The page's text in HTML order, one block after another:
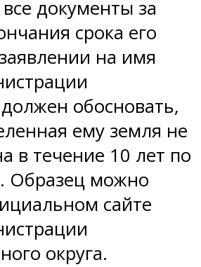
документы за
срока его
на имя
обосновать,
ему земля не
в течение 10 лет по
Образец можно
сайте
округа.